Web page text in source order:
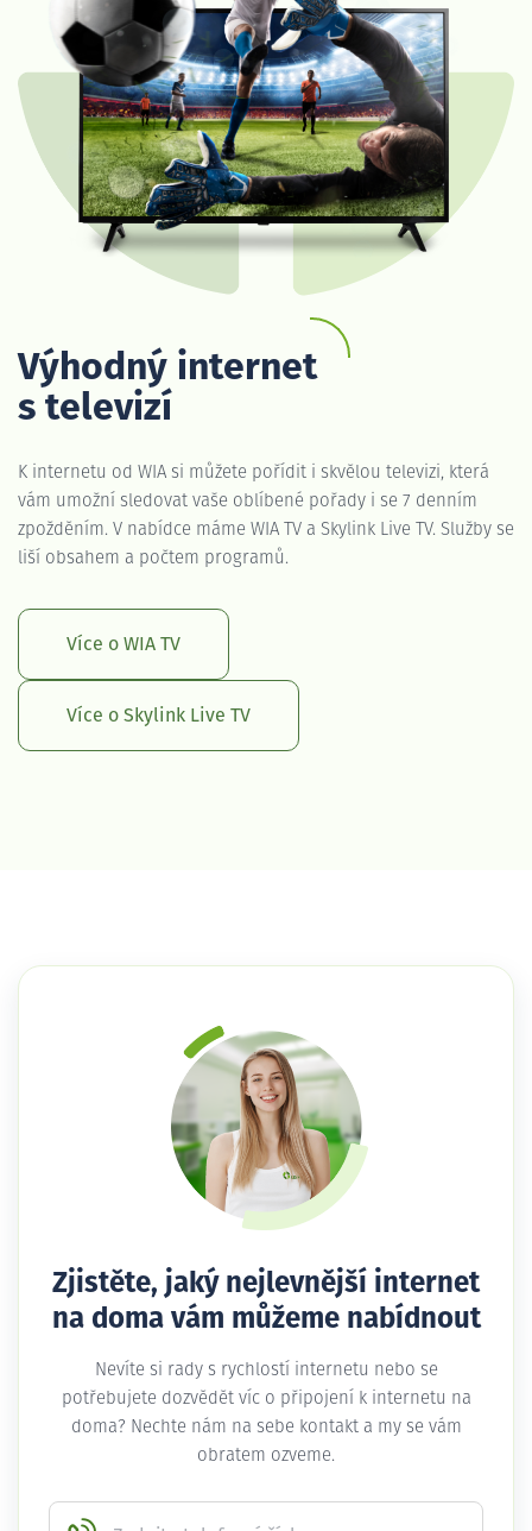
Výhodný internet
s televizí
K internetu od WIA si můžete pořídit i skvělou televizi, která
vám umožní sledovat vaše oblíbené pořady i se 7 denním
zpožděním. V nabídce máme WIA TV a Skylink Live TV. Služby se
liší obsahem a počtem programů.
Více o WIA TV
Více o Skylink Live TV
Zjistěte, jaký nejlevnější internet
na doma vám můžeme nabídnout
Nevíte si rady s rychlostí internetu nebo se
potřebujete dozvědět víc o připojení k internetu na
doma? Nechte nám na sebe kontakt a my se vám
obratem ozveme.